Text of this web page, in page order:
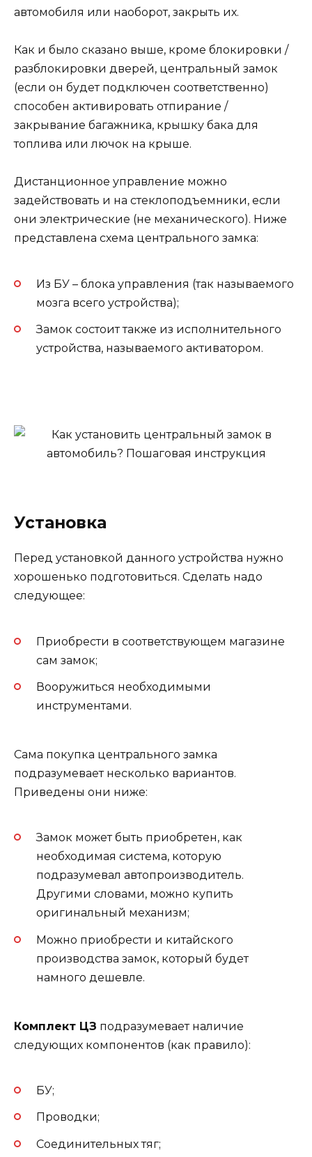
автомобиля или наоборот, закрыть их.
Как и было сказано выше, кроме блокировки /
разблокировки дверей, центральный замок
(если он будет подключен соответственно)
способен активировать отпирание /
закрывание багажника, крышку бака для
топлива или лючок на крыше.
Дистанционное управление можно
задействовать и на стеклоподъемники, если
они электрические (не механического). Ниже
представлена схема центрального замка:
Из БУ – блока управления (так называемого
мозга всего устройства);
Замок состоит также из исполнительного
устройства, называемого активатором.
Установка
Перед установкой данного устройства нужно
хорошенько подготовиться. Сделать надо
следующее:
Приобрести в соответствующем магазине
сам замок;
Вооружиться необходимыми
инструментами.
Сама покупка центрального замка
подразумевает несколько вариантов.
Приведены они ниже:
Замок может быть приобретен, как
необходимая система, которую
подразумевал автопроизводитель.
Другими словами, можно купить
оригинальный механизм;
Можно приобрести и китайского
производства замок, который будет
намного дешевле.
Комплект ЦЗ подразумевает наличие
следующих компонентов (как правило):
БУ;
Проводки;
Соединительных тяг;